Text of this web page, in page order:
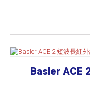
Basler ACE